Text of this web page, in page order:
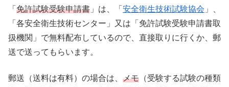
「 免許試験受験申請書 」は、「 安全衛生技術試験協会 」、
「各安全衛生技術センター」又は「免許試験受験申請書取
扱機関」で無料配布しているので、直接取りに行くか、郵
送で送ってもらいます。
郵送（送料は有料）の場合は、 メモ （受験する試験の種類